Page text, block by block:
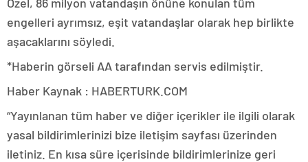
engelleri ayrımsız, eşit vatandaşlar olarak hep birlikte
aşacaklarını söyledi.
*Haberin görseli AA tarafından servis edilmiştir.
Haber Kaynak : HABERTURK.COM
“Yayınlanan tüm haber ve diğer içerikler ile ilgili olarak
yasal bildirimlerinizi bize iletişim sayfası üzerinden
iletiniz. En kısa süre içerisinde bildirimlerinize geri